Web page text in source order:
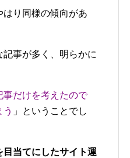
り同様の傾向があ
事が多く、明らかに
事だけを考えたので
」ということでし
目当てにしたサイト運